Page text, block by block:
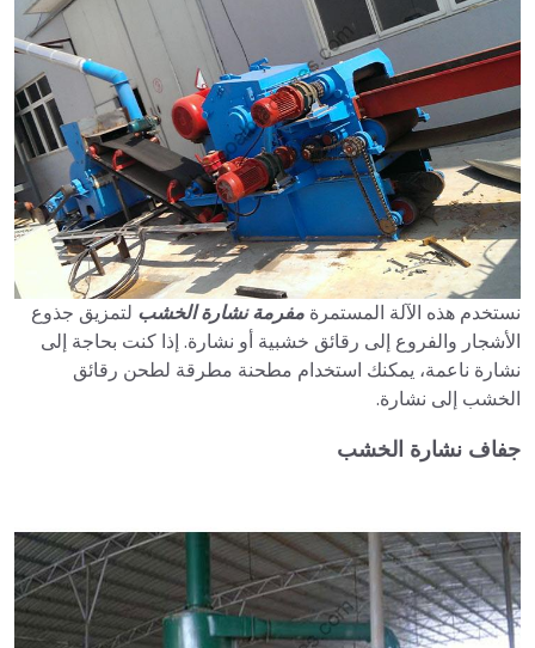
نستخدم هذه الآلة المستمرة مفرمة نشارة الخشب لتمزيق جذوع
الأشجار والفروع إلى رقائق خشبية أو نشارة. إذا كنت بحاجة إلى
نشارة ناعمة، يمكنك استخدام مطحنة مطرقة لطحن رقائق
الخشب إلى نشارة.
جفاف نشارة الخشب